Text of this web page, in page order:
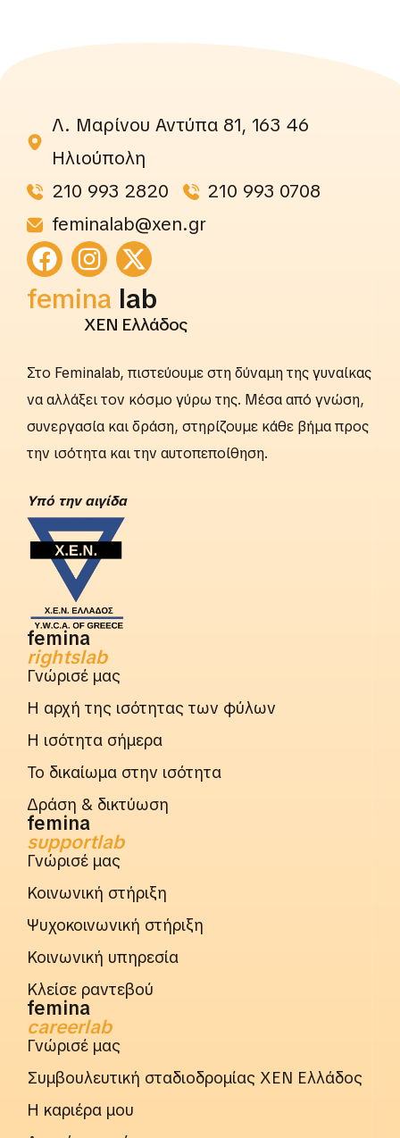
Λ. Μαρίνου Αντύπα 81, 163 46
Ηλιούπολη
210 993 2820
210 993 0708
feminalab@xen.gr
femina lab
ΧΕΝ Ελλάδος
Στο Feminalab, πιστεύουμε στη δύναμη της γυναίκας
να αλλάξει τον κόσμο γύρω της. Μέσα από γνώση,
συνεργασία και δράση, στηρίζουμε κάθε βήμα προς
την ισότητα και την αυτοπεποίθηση.
Yπό την αιγίδα
femina
rightslab
Γνώρισέ μας
Η αρχή της ισότητας των φύλων
Η ισότητα σήμερα
Το δικαίωμα στην ισότητα
Δράση & δικτύωση
femina
supportlab
Γνώρισέ μας
Κοινωνική στήριξη
Ψυχοκοινωνική στήριξη
Κοινωνική υπηρεσία
Κλείσε ραντεβού
femina
careerlab
Γνώρισέ μας
Συμβουλευτική σταδιοδρομίας ΧΕΝ Ελλάδος
Η καριέρα μου